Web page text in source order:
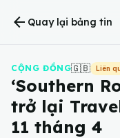
arrow_back Quay lại bảng tin
CỘNG ĐỒNG🇬🇧 Liên
‘Southern
trở lại
11 tháng 4